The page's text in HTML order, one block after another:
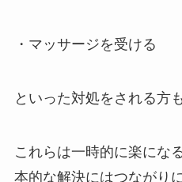
・マッサージを受ける
といった対処をされる方
これらは一時的に楽にな
本的な解決にはつながり